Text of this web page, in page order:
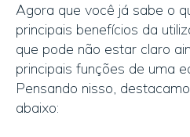
Agora que você já sabe o
principais benefícios da
que pode não estar claro
principais funções de uma
Pensando nisso,
abaixo: